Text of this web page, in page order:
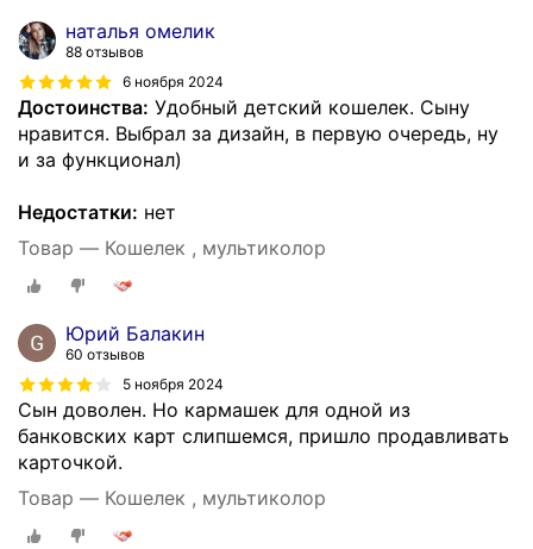
наталья омелик
88 отзывов
6 ноября 2024
Достоинства: Удобный детский кошелек. Сыну
нравится. Выбрал за дизайн, в первую очередь, ну
и за функционал)
Недостатки: нет
Товар — Кошелек , мультиколор
Юрий Балакин
60 отзывов
5 ноября 2024
Сын доволен. Но кармашек для одной из
банковских карт слипшемся, пришло продавливать
карточкой.
Товар — Кошелек , мультиколор